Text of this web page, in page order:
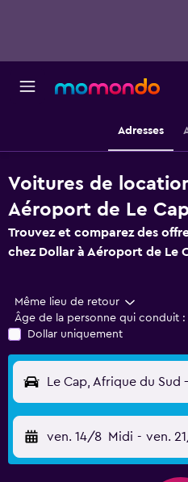
Adresses
Voitures de
Aéroport de Le
Trouvez et comparez des
chez Dollar à Aéroport de Le
Même lieu de retour
Âge de la personne qui conduit :
Dollar uniquement
Le Cap, Afrique du
ven. 14/8 Midi - ven.